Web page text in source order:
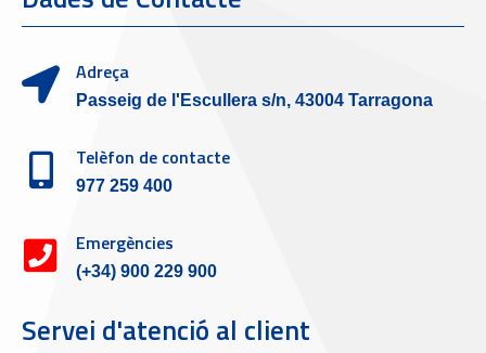
Adreça
Passeig de l'Escullera s/n, 43004 Tarragona
Telèfon de contacte
977 259 400
Emergències
(+34) 900 229 900
Servei d'atenció al client